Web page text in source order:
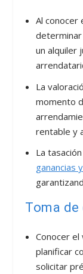
Al conocer
un alquiler
La
momento
rentable y
La
ganancias
Toma
Conocer el
planificar
solicitar